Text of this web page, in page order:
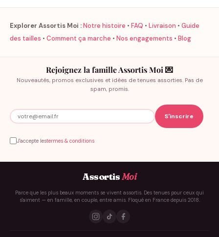
Explorer Assortis Moi :Notre histoire • FAQ • Livraison • Guide
des tailles • Comment ça marche • Nos engagements • Blog
Rejoignez la famille Assortis Moi 💌
Nouveautés, promos exclusives et idées de tenues assorties. Pas de
spam, promis.
J'accepte lestermes & conditions
AssortisMoi
Parce que les plus beaux moments se vivent assortis. Des tenues pour ceux qui
s'aiment — en famille, en couple, entre amis. Floqué en France depuis 2018.